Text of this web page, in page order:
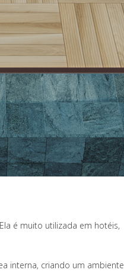
é muito utilizada em hotéis,
interna, criando um ambiente